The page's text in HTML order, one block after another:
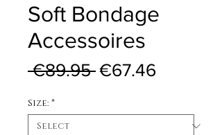
Soft Bondage
Accessoires
€89.95 Regular Price
€67.46
Size: *